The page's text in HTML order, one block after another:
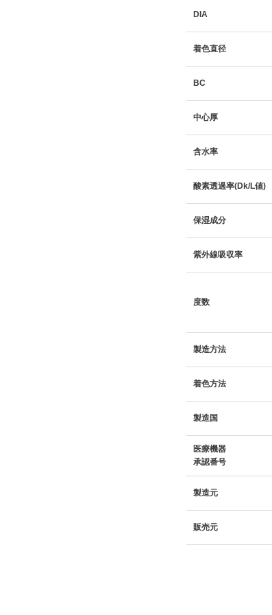
DIA
着色直径
BC
中心厚
含水率
酸素透過率(Dk/L値)
保湿成分
紫外線吸収率
度数
製造方法
着色方法
製造国
医療機器
承認番号
製造元
販売元